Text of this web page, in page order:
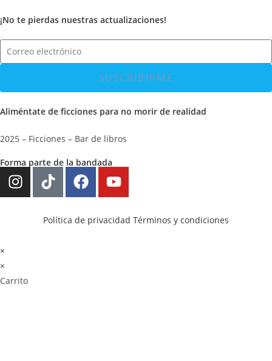
¡No te pierdas nuestras actualizaciones!
SUSCRIBIRME
Aliméntate de ficciones para no morir de realidad
2025 – Ficciones – Bar de libros
Forma parte de la bandada
Política de privacidad Términos y condiciones
×
×
Carrito